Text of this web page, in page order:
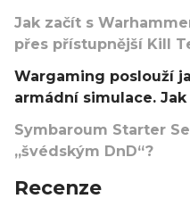
Jak začít s
přes přístupnější Kill
Wargaming poslouží
armádní simulace.
Symbaroum Starter
„švédským DnD“?
Recenze